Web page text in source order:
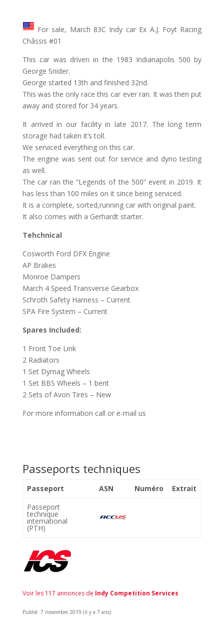
For sale, March 83C Indy car Ex A.J. Foyt Racing
Châssis #01
This car was driven in the 1983 Indianapolis 500 by
George Snider.
George started 13th and finished 32nd.
This was the only race this car ever ran. It was then put
away and stored for 34 years.
It arrived in our facility in late 2017. The long term
storage had taken it’s toll.
We serviced everything on this car.
The engine was sent out for service and dyno testing
as well.
The car ran the “Legends of the 500” event in 2019. It
has less than 100 miles on it since being serviced.
It is a complete, sorted,running car with original paint.
It also comes with a Gerhardt starter.
Tehchnical
Cosworth Ford DFX Engine
AP Brakes
Monroe Dampers
March 4 Speed Transverse Gearbox
Schroth Safety Harness – Current
SPA Fire System – Current
Spares Included:
1 Front Toe Link
2 Radiators
1 Set Dymag Wheels
1 Set BBS Wheels – 1 bent
2 Sets of Avon Tires – New
For more information call or e-mail us
Passeports techniques
Passeport ASN Numéro
Extrait
Passeport
technique
international
(PTH)
Voir les 117 annonces de Indy Competition Services
Publié: 7 novembre 2019 (il y a 7 ans)